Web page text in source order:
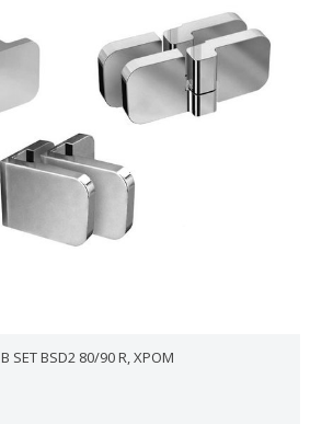
B SET BSD2 80/90 R, ХРОМ